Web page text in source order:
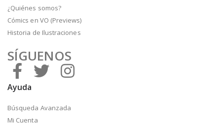
¿Quiénes somos?
Cómics en VO (Previews)
Historia de Ilustraciones
SÍGUENOS
Ayuda
Búsqueda Avanzada
Mi Cuenta